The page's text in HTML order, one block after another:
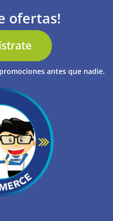
ofertas!
antes que nadie.